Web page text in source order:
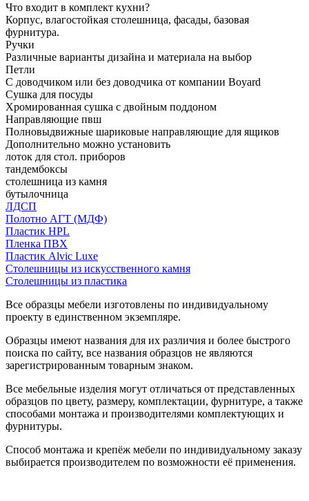
Что входит в комплект кухни?
Корпус, влагостойкая столешница, фасады, базовая
фурнитура.
Ручки
Различные варианты дизайна и материала на выбор
Петли
С доводчиком или без доводчика от компании Boyard
Сушка для посуды
Хромированная сушка с двойным поддоном
Направляющие пвш
Полновыдвижные шариковые направляющие для ящиков
Дополнительно можно установить
лоток для стол. приборов
тандембоксы
столешница из камня
бутылочница
ЛДСП
Полотно АГТ (МДФ)
Пластик HPL
Пленка ПВХ
Пластик Alvic Luxe
Столешницы из искусственного камня
Столешницы из пластика
Все образцы мебели изготовлены по индивидуальному
проекту в единственном экземпляре.
Образцы имеют названия для их различия и более быстрого
поиска по сайту, все названия образцов не являются
зарегистрированным товарным знаком.
Все мебельные изделия могут отличаться от представленных
образцов по цвету, размеру, комплектации, фурнитуре, а также
способами монтажа и производителями комплектующих и
фурнитуры.
Способ монтажа и крепёж мебели по индивидуальному заказу
выбирается производителем по возможности её применения.